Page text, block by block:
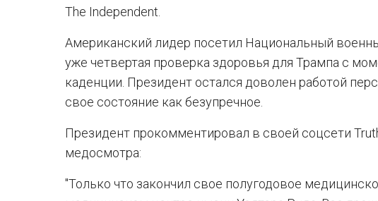
The Independent.
Американский лидер посетил Национальный
уже четвертая проверка здоровья для Трампа с
каденции. Президент остался доволен работой
свое состояние как безупречное.
Президент прокомментировал в своей соцсети
медосмотра:
"Только что закончил свое полугодовое